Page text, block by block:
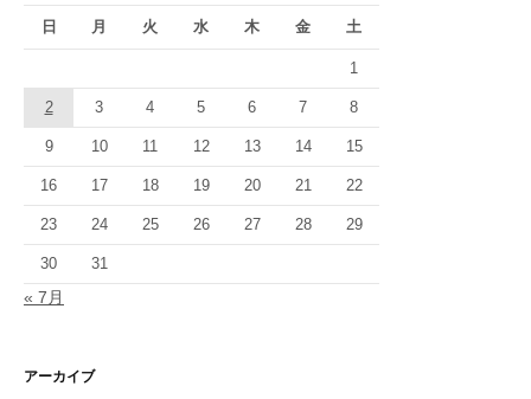
日 月 火 水 木 金 土
1
2 3 4 5 6 7 8
9 10 11 12 13 14 15
16 17 18 19 20 21 22
23 24 25 26 27 28 29
30 31
« 7月
アーカイブ